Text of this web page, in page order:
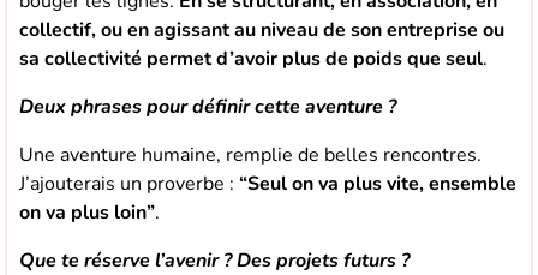
collectif, ou en agissant au niveau de son entreprise ou
sa collectivité permet d’avoir plus de poids que seul.
Deux phrases pour définir cette aventure ?
Une aventure humaine, remplie de belles rencontres.
J’ajouterais un proverbe :“Seul on va plus vite, ensemble
on va plus loin”.
Que te réserve l’avenir ? Des projets futurs ?